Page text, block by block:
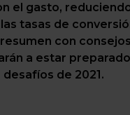
el gasto,
tasas de
con
a estar
desafíos de 2021.